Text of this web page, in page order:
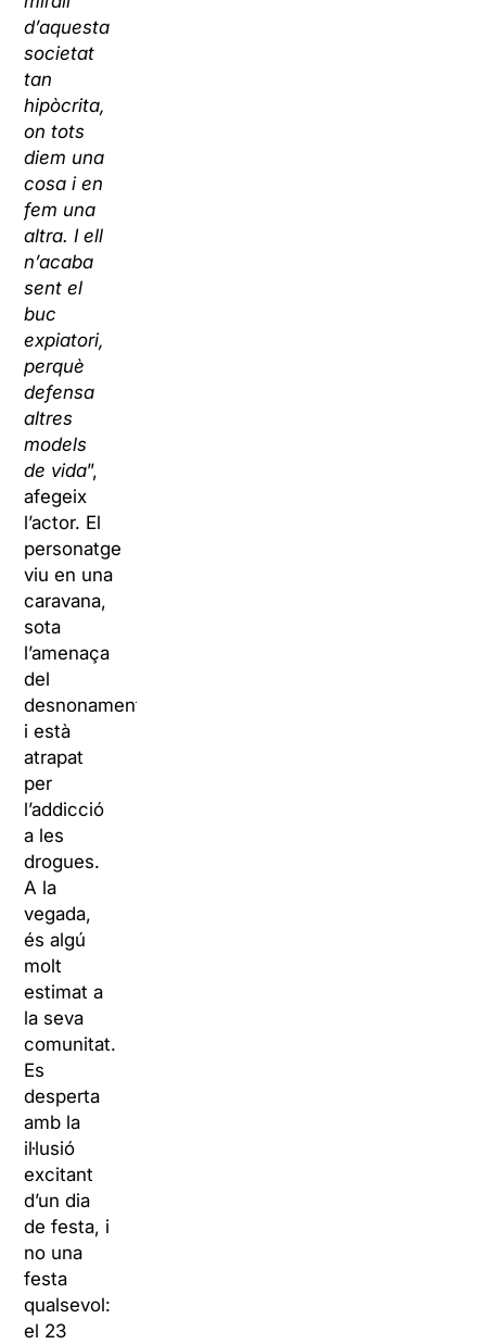
d’aquesta
societat
tan
hipòcrita,
on tots
diem una
cosa i en
fem una
altra. I ell
n’acaba
sent el
buc
expiatori,
perquè
defensa
altres
models
de vida”,
afegeix
l’actor. El
personatge
viu en una
caravana,
sota
l’amenaça
del
desnonament,
i està
atrapat
per
l’addicció
a les
drogues.
A la
vegada,
és algú
molt
estimat a
la seva
comunitat.
Es
desperta
amb la
il·lusió
excitant
d’un dia
de festa, i
no una
festa
qualsevol:
el 23